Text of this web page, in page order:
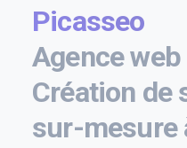
Picasseo
Agence
Création de
sur-mesure